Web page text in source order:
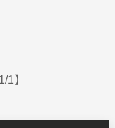
1】